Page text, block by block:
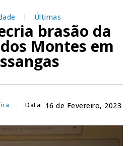
Últimas
brasão da
Montes em
Data: 16 de Fevereiro, 2023